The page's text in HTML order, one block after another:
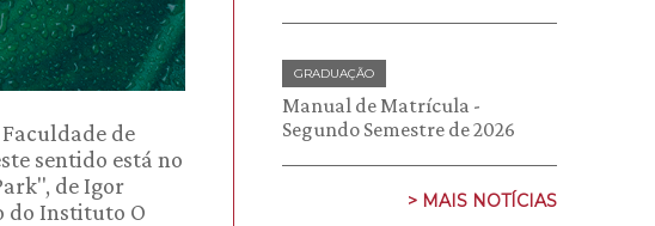
de
sentido está no
de Igor
do Instituto O
GRADUAÇÃO
Manual de Matrícula -
Segundo Semestre de 2026
> MAIS NOTÍCIAS